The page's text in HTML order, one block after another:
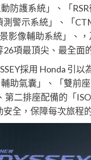
防護系統」、「
測警示系統」、「
影像輔助系統」、
項最頂尖、最全面
採用 Honda 引
助氣囊」、「雙前
第二排座配備的「
全，保障每次旅程